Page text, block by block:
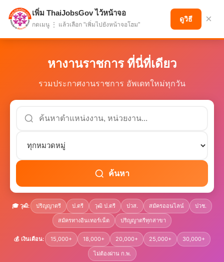
แบ่งปันโอกาส เพื่ออนาคตที่ก้าวหน้า
หางานราชการ ที่นี่ที่เดียว
รวมประกาศงานราชการ อัพเดทใหม่ทุกวัน
ค้นหาตำแหน่งงาน
เลือกหมวดหมู่
🎓 วุฒิ: ปริญญาตรี ป.ตรี วุฒิ ป.ตรี ปวส. สมัครออนไลน์ ปวช.
สมัครทางอินเทอร์เน็ต ปริญญาตรีทุกสาขา
💰 เงินเดือน: 15,000+ 18,000+ 20,000+ 25,000+ 30,000+
ไม่ต้องผ่าน ก.พ.
เพิ่ม ThaiJobsGov ไว้หน้าจอ
กดเมนู ⋮ แล้วเลือก "เพิ่มไปยังหน้าจอโฮม"
ดูวิธี ×